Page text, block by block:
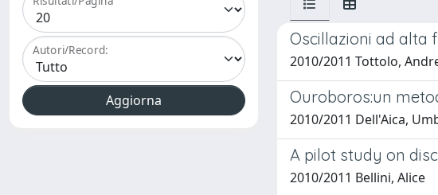
Autori/Record:
Oscillazioni ad alta
2010/2011 Tottolo,
Ouroboros:un
2010/2011 Dell'Aica,
A pilot study on
2010/2011 Bellini, Alice